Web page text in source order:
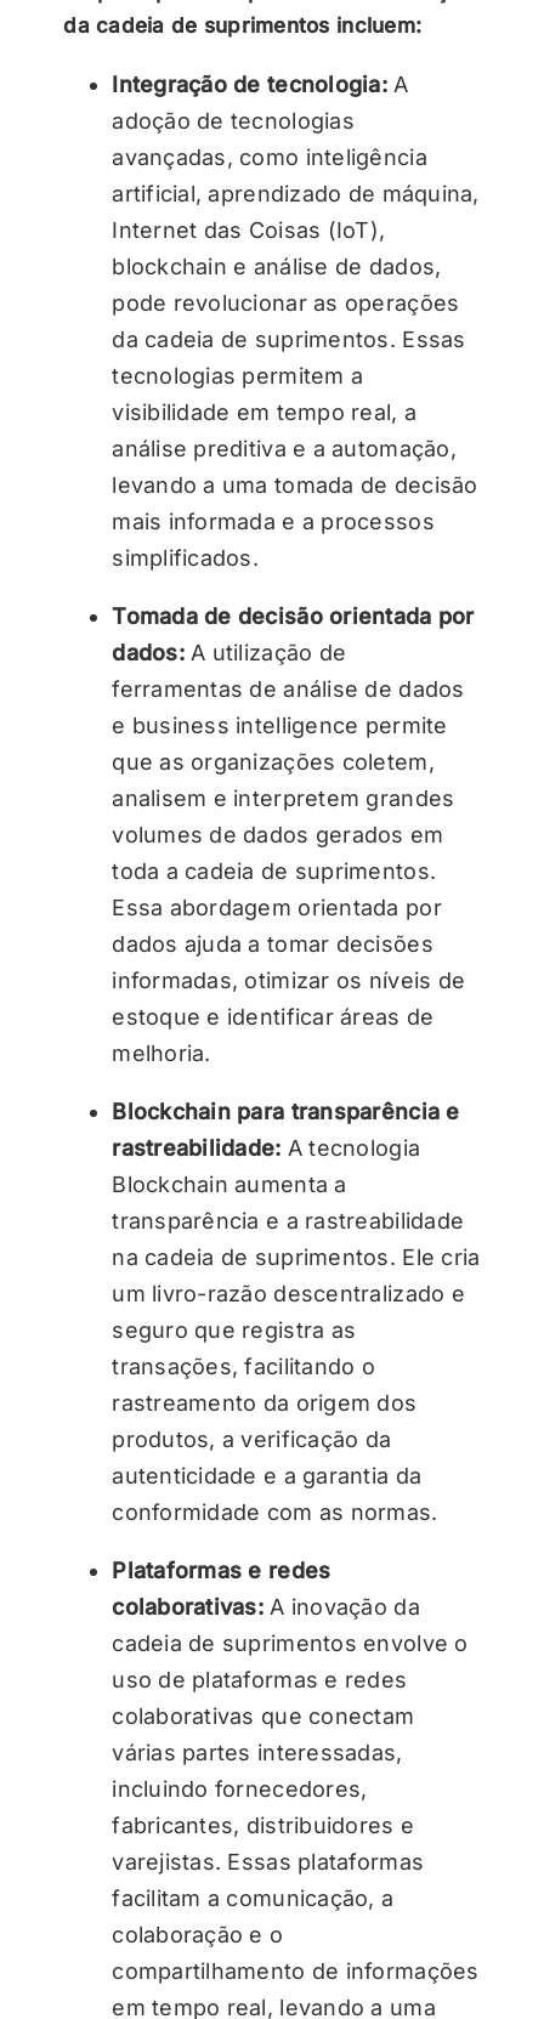
da cadeia de suprimentos incluem:
Integração de tecnologia:A
adoção de tecnologias
avançadas, como inteligência
artificial, aprendizado de máquina,
Internet das Coisas (IoT),
blockchain e análise de dados,
pode revolucionar as operações
da cadeia de suprimentos. Essas
tecnologias permitem a
visibilidade em tempo real, a
análise preditiva e a automação,
levando a uma tomada de decisão
mais informada e a processos
simplificados.
Tomada de decisão orientada por
dados:A utilização de
ferramentas de análise de dados
e business intelligence permite
que as organizações coletem,
analisem e interpretem grandes
volumes de dados gerados em
toda a cadeia de suprimentos.
Essa abordagem orientada por
dados ajuda a tomar decisões
informadas, otimizar os níveis de
estoque e identificar áreas de
melhoria.
Blockchain para transparência e
rastreabilidade: A tecnologia
Blockchain aumenta a
transparência e a rastreabilidade
na cadeia de suprimentos. Ele cria
um livro-razão descentralizado e
seguro que registra as
transações, facilitando o
rastreamento da origem dos
produtos, a verificação da
autenticidade e a garantia da
conformidade com as normas.
Plataformas e redes
colaborativas:A inovação da
cadeia de suprimentos envolve o
uso de plataformas e redes
colaborativas que conectam
várias partes interessadas,
incluindo fornecedores,
fabricantes, distribuidores e
varejistas. Essas plataformas
facilitam a comunicação, a
colaboração e o
compartilhamento de informações
em tempo real, levando a uma